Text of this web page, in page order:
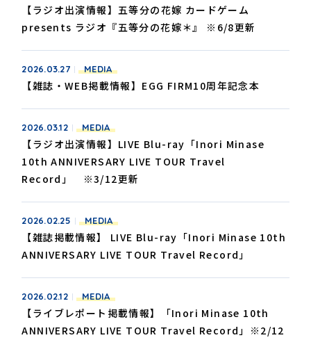
【ラジオ出演情報】五等分の花嫁 カードゲーム
presents ラジオ『五等分の花嫁＊』 ※6/8更新
2026.03.27 MEDIA
【雑誌・WEB掲載情報】EGG FIRM10周年記念本
2026.03.12 MEDIA
【ラジオ出演情報】LIVE Blu-ray「Inori Minase
10th ANNIVERSARY LIVE TOUR Travel
Record」 ※3/12更新
2026.02.25 MEDIA
【雑誌掲載情報】 LIVE Blu-ray「Inori Minase 10th
ANNIVERSARY LIVE TOUR Travel Record」
2026.02.12 MEDIA
【ライブレポート掲載情報】「Inori Minase 10th
ANNIVERSARY LIVE TOUR Travel Record」※2/12